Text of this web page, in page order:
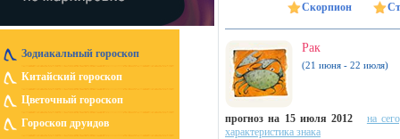
Зодиакальный гороскоп
Китайский гороскоп
Цветочный гороскоп
Гороскоп друидов
Скорпион
Рак
(21 июня - 22 июля)
прогноз на 15 июля 2012
на
характеристика знака